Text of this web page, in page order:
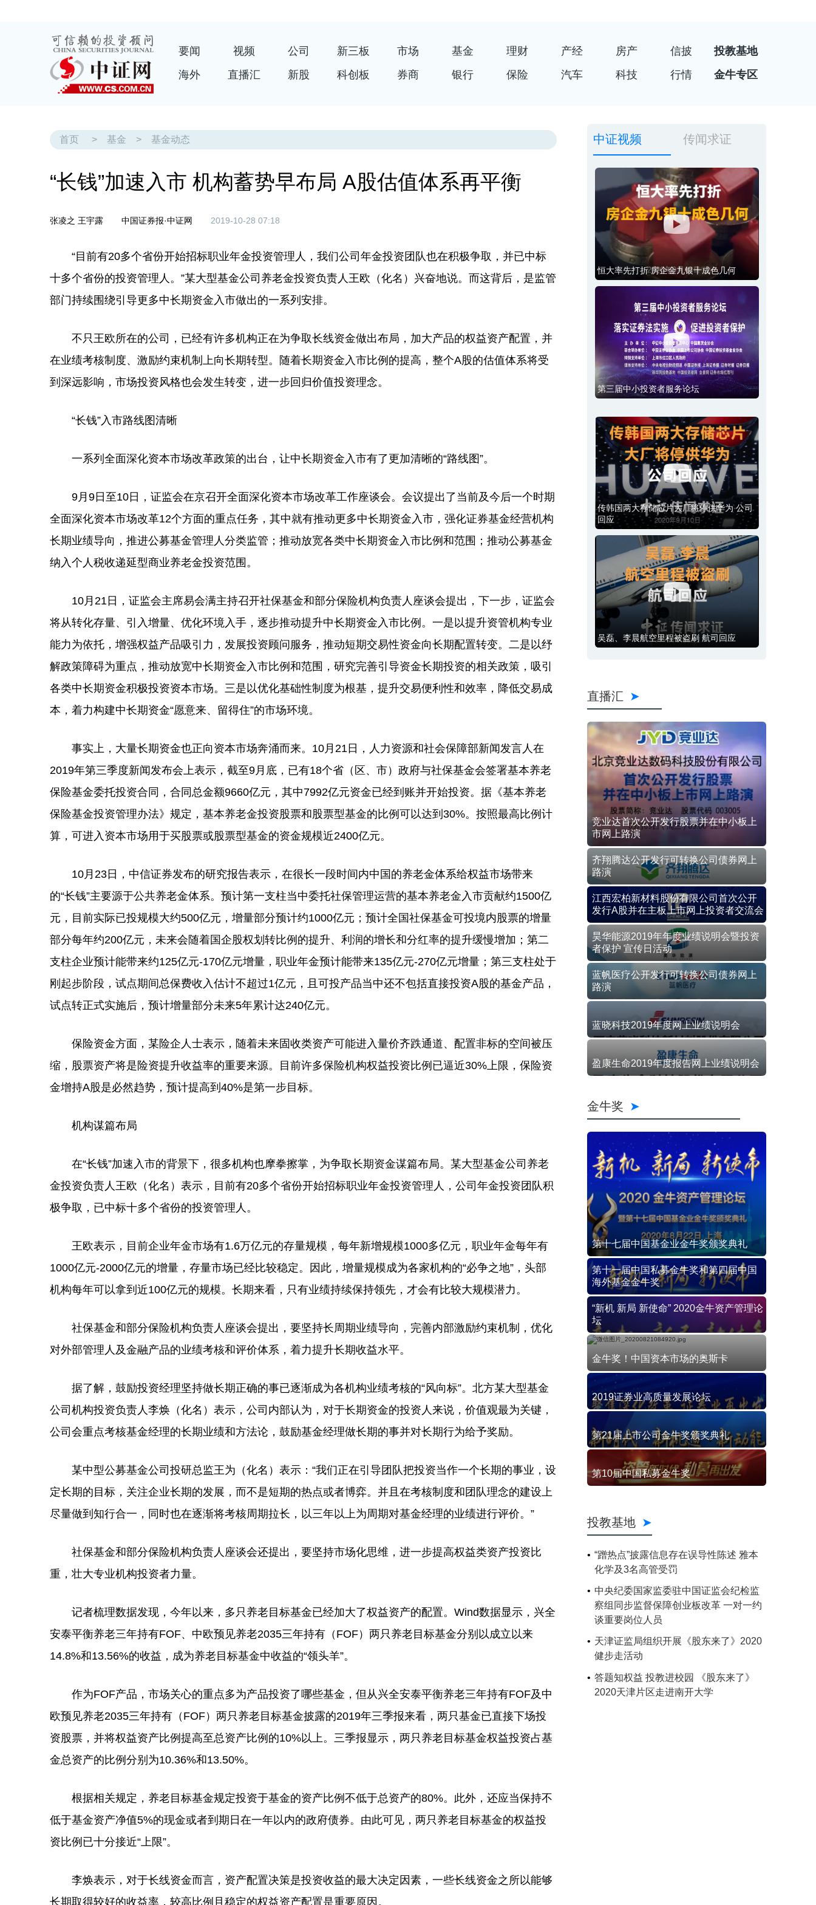
要闻 视频 公司 新三板 市场 基金 理财 产经 房产 信披
投教基地
海外
直播汇 新股 科创板 券商 银行 保险 汽车 科技 行情 金牛专区
首页 > 基金 > 基金动态
“长钱”加速入市 机构蓄势早布局 A股估值体系再平衡
张凌之 王宇露 中国证券报·中证网 2019-10-28 07:18
“目前有20多个省份开始招标职业年金投资管理人，我们公司年金投资团队也在积极争取，并已中标
十多个省份的投资管理人。”某大型基金公司养老金投资负责人王欧（化名）兴奋地说。而这背后，是监管
部门持续围绕引导更多中长期资金入市做出的一系列安排。
不只王欧所在的公司，已经有许多机构正在为争取长线资金做出布局，加大产品的权益资产配置，并
在业绩考核制度、激励约束机制上向长期转型。随着长期资金入市比例的提高，整个A股的估值体系将受
到深远影响，市场投资风格也会发生转变，进一步回归价值投资理念。
“长钱”入市路线图清晰
一系列全面深化资本市场改革政策的出台，让中长期资金入市有了更加清晰的“路线图”。
9月9日至10日，证监会在京召开全面深化资本市场改革工作座谈会。会议提出了当前及今后一个时期
全面深化资本市场改革12个方面的重点任务，其中就有推动更多中长期资金入市，强化证券基金经营机构
长期业绩导向，推进公募基金管理人分类监管；推动放宽各类中长期资金入市比例和范围；推动公募基金
纳入个人税收递延型商业养老金投资范围。
10月21日，证监会主席易会满主持召开社保基金和部分保险机构负责人座谈会提出，下一步，证监会
将从转化存量、引入增量、优化环境入手，逐步推动提升中长期资金入市比例。一是以提升资管机构专业
能力为依托，增强权益产品吸引力，发展投资顾问服务，推动短期交易性资金向长期配置转变。二是以纾
解政策障碍为重点，推动放宽中长期资金入市比例和范围，研究完善引导资金长期投资的相关政策，吸引
各类中长期资金积极投资资本市场。三是以优化基础性制度为根基，提升交易便利性和效率，降低交易成
本，着力构建中长期资金“愿意来、留得住”的市场环境。
事实上，大量长期资金也正向资本市场奔涌而来。10月21日，人力资源和社会保障部新闻发言人在
2019年第三季度新闻发布会上表示，截至9月底，已有18个省（区、市）政府与社保基金会签署基本养老
保险基金委托投资合同，合同总金额9660亿元，其中7992亿元资金已经到账并开始投资。据《基本养老
保险基金投资管理办法》规定，基本养老金投资股票和股票型基金的比例可以达到30%。按照最高比例计
算，可进入资本市场用于买股票或股票型基金的资金规模近2400亿元。
10月23日，中信证券发布的研究报告表示，在很长一段时间内中国的养老金体系给权益市场带来
的“长钱”主要源于公共养老金体系。预计第一支柱当中委托社保管理运营的基本养老金入市贡献约1500亿
元，目前实际已投规模大约500亿元，增量部分预计约1000亿元；预计全国社保基金可投境内股票的增量
部分每年约200亿元，未来会随着国企股权划转比例的提升、利润的增长和分红率的提升缓慢增加；第二
支柱企业预计能带来约125亿元-170亿元增量，职业年金预计能带来135亿元-270亿元增量；第三支柱处于
刚起步阶段，试点期间总保费收入估计不超过1亿元，且可投产品当中还不包括直接投资A股的基金产品，
试点转正式实施后，预计增量部分未来5年累计达240亿元。
保险资金方面，某险企人士表示，随着未来固收类资产可能进入量价齐跌通道、配置非标的空间被压
缩，股票资产将是险资提升收益率的重要来源。目前许多保险机构权益投资比例已逼近30%上限，保险资
金增持A股是必然趋势，预计提高到40%是第一步目标。
机构谋篇布局
在“长钱”加速入市的背景下，很多机构也摩拳擦掌，为争取长期资金谋篇布局。某大型基金公司养老
金投资负责人王欧（化名）表示，目前有20多个省份开始招标职业年金投资管理人，公司年金投资团队积
极争取，已中标十多个省份的投资管理人。
王欧表示，目前企业年金市场有1.6万亿元的存量规模，每年新增规模1000多亿元，职业年金每年有
1000亿元-2000亿元的增量，存量市场已经比较稳定。因此，增量规模成为各家机构的“必争之地”，头部
机构每年可以拿到近100亿元的规模。长期来看，只有业绩持续保持领先，才会有比较大规模潜力。
社保基金和部分保险机构负责人座谈会提出，要坚持长周期业绩导向，完善内部激励约束机制，优化
对外部管理人及金融产品的业绩考核和评价体系，着力提升长期收益水平。
据了解，鼓励投资经理坚持做长期正确的事已逐渐成为各机构业绩考核的“风向标”。北方某大型基金
公司机构投资负责人李焕（化名）表示，公司内部认为，对于长期资金的投资人来说，价值观最为关键，
公司会重点考核基金经理的长期业绩和方法论，鼓励基金经理做长期的事并对长期行为给予奖励。
某中型公募基金公司投研总监王为（化名）表示：“我们正在引导团队把投资当作一个长期的事业，设
定长期的目标，关注企业长期的发展，而不是短期的热点或者博弈。并且在考核制度和团队理念的建设上
尽量做到知行合一，同时也在逐渐将考核周期拉长，以三年以上为周期对基金经理的业绩进行评价。”
社保基金和部分保险机构负责人座谈会还提出，要坚持市场化思维，进一步提高权益类资产投资比
重，壮大专业机构投资者力量。
记者梳理数据发现，今年以来，多只养老目标基金已经加大了权益资产的配置。Wind数据显示，兴全
安泰平衡养老三年持有FOF、中欧预见养老2035三年持有（FOF）两只养老目标基金分别以成立以来
14.8%和13.56%的收益，成为养老目标基金中收益的“领头羊”。
作为FOF产品，市场关心的重点多为产品投资了哪些基金，但从兴全安泰平衡养老三年持有FOF及中
欧预见养老2035三年持有（FOF）两只养老目标基金披露的2019年三季报来看，两只基金已直接下场投
资股票，并将权益资产比例提高至总资产比例的10%以上。三季报显示，两只养老目标基金权益投资占基
金总资产的比例分别为10.36%和13.50%。
根据相关规定，养老目标基金规定投资于基金的资产比例不低于总资产的80%。此外，还应当保持不
低于基金资产净值5%的现金或者到期日在一年以内的政府债券。由此可见，两只养老目标基金的权益投
资比例已十分接近“上限”。
李焕表示，对于长线资金而言，资产配置决策是投资收益的最大决定因素，一些长线资金之所以能够
长期取得较好的收益率，较高比例且稳定的权益资产配置是重要原因。
中证视频 传闻求证
恒大率先打折 房企金九银十成色几何
第三届中小投资者服务论坛
传韩国两大存储芯片大厂将停供华为 公司
回应
吴磊、李晨航空里程被盗刷 航司回应
直播汇
竞业达首次公开发行股票并在中小板上
市网上路演
齐翔腾达公开发行可转换公司债券网上
路演
江西宏柏新材料股份有限公司首次公开
发行A股并在主板上市网上投资者交流会
昊华能源2019年年度业绩说明会暨投资
者保护 宣传日活动
蓝帆医疗公开发行可转换公司债券网上
路演
蓝晓科技2019年度网上业绩说明会
盈康生命2019年度报告网上业绩说明会
金牛奖
第十七届中国基金业金牛奖颁奖典礼
第十一届中国私募金牛奖和第四届中国
海外基金金牛奖
“新机 新局 新使命” 2020金牛资产管理论
坛
金牛奖！中国资本市场的奥斯卡
2019证券业高质量发展论坛
第21届上市公司金牛奖颁奖典礼
第10届中国私募金牛奖
投教基地
“蹭热点”披露信息存在误导性陈述 雅本
化学及3名高管受罚
中央纪委国家监委驻中国证监会纪检监
察组同步监督保障创业板改革 一对一约
谈重要岗位人员
天津证监局组织开展《股东来了》2020
健步走活动
答题知权益 投教进校园 《股东来了》
2020天津片区走进南开大学